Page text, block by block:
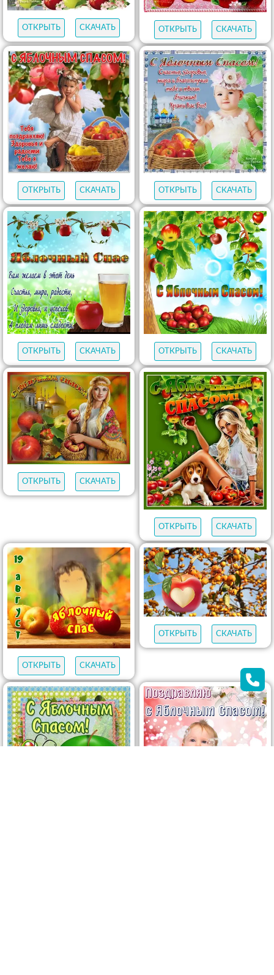
ОТКРЫТЬ СКАЧАТЬ ОТКРЫТЬ СКАЧАТЬ
ОТКРЫТЬ СКАЧАТЬ ОТКРЫТЬ СКАЧАТЬ
ОТКРЫТЬ СКАЧАТЬ ОТКРЫТЬ СКАЧАТЬ
ОТКРЫТЬ СКАЧАТЬ
ОТКРЫТЬ СКАЧАТЬ
ОТКРЫТЬ СКАЧАТЬ
ОТКРЫТЬ СКАЧАТЬ